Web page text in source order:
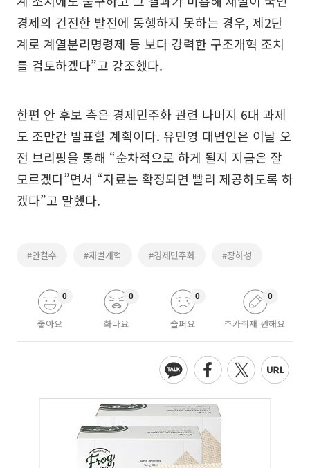
경제의 건전한 발전에 동행하지 못하는 경우, 제2단
계로 계열분리명령제 등 보다 강력한 구조개혁 조치
를 검토하겠다”고 강조했다.
한편 안 후보 측은 경제민주화 관련 나머지 6대 과제
도 조만간 발표할 계획이다. 유민영 대변인은 이날 오
전 브리핑을 통해 “순차적으로 하게 될지 지금은 잘
모르겠다”면서 “자료는 확정되면 빨리 제공하도록 하
겠다”고 말했다.
#안철수 #재벌개혁 #경제민주화 #장하성
좋아요
0
화나요
0
슬퍼요
0
추가취재 원해요
0